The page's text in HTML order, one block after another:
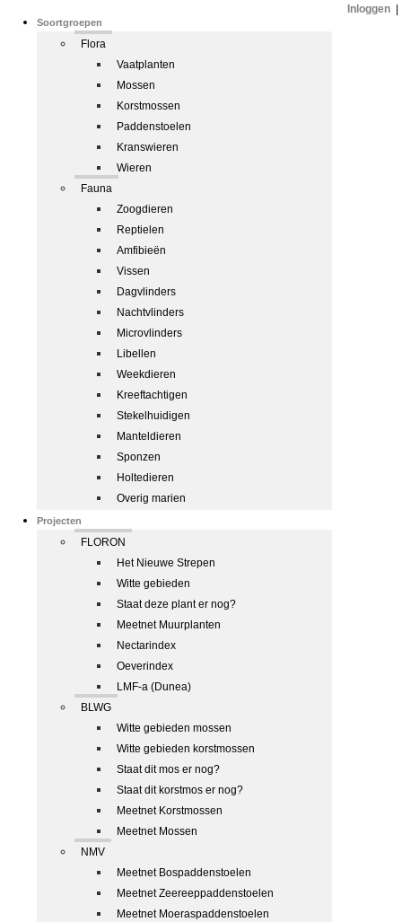
Soortgroepen
Flora
Vaatplanten
Mossen
Korstmossen
Paddenstoelen
Kranswieren
Wieren
Fauna
Zoogdieren
Reptielen
Amfibieën
Vissen
Dagvlinders
Nachtvlinders
Microvlinders
Libellen
Weekdieren
Kreeftachtigen
Stekelhuidigen
Manteldieren
Sponzen
Holtedieren
Overig marien
Projecten
FLORON
Het Nieuwe Strepen
Witte gebieden
Staat deze plant er nog?
Meetnet Muurplanten
Nectarindex
Oeverindex
LMF-a (Dunea)
BLWG
Witte gebieden mossen
Witte gebieden korstmossen
Staat dit mos er nog?
Staat dit korstmos er nog?
Meetnet Korstmossen
Meetnet Mossen
NMV
Meetnet Bospaddenstoelen
Meetnet Zeereeppaddenstoelen
Meetnet Moeraspaddenstoelen
Inloggen